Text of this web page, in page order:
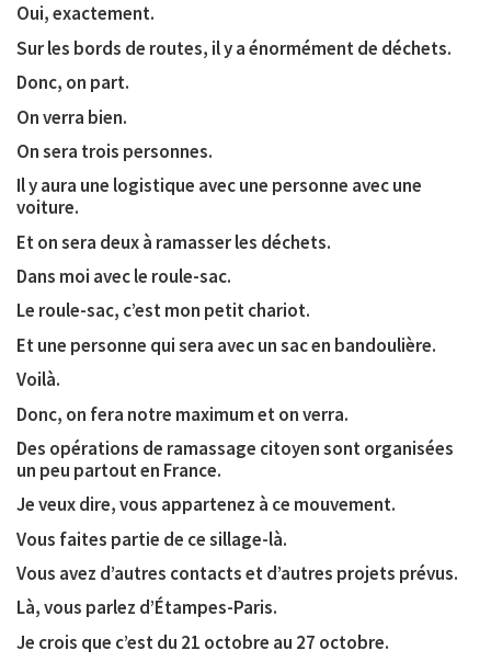
Oui, exactement.
Sur les bords de routes, il y a énormément de déchets.
Donc, on part.
On verra bien.
On sera trois personnes.
Il y aura une logistique avec une personne avec une
voiture.
Et on sera deux à ramasser les déchets.
Dans moi avec le roule-sac.
Le roule-sac, c’est mon petit chariot.
Et une personne qui sera avec un sac en bandoulière.
Voilà.
Donc, on fera notre maximum et on verra.
Des opérations de ramassage citoyen sont organisées
un peu partout en France.
Je veux dire, vous appartenez à ce mouvement.
Vous faites partie de ce sillage-là.
Vous avez d’autres contacts et d’autres projets prévus.
Là, vous parlez d’Étampes-Paris.
Je crois que c’est du 21 octobre au 27 octobre.